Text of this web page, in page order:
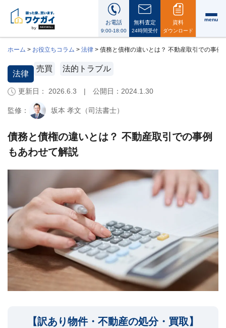
お電話
9:00-18:00
無料査定
24時間受付
資料
ダウンロード
menu
i
ワ
ケ
ガ
に
つ
い
会
内・
代
表
ッ
セ
ー
ジ
訳
り
買
ホーム > お役立ちコラム > 法律 > 債務と債権の違いとは？ 不動産取引での事例
法律
売買 法的トラブル
更新日： 2026.6.3 | 公開日： 2024.1.30
監修： 坂本 孝文（司法書士）
債務と債権の違いとは？ 不動産取引での事例
もあわせて解説
【訳あり物件・不動産の処分・買取】